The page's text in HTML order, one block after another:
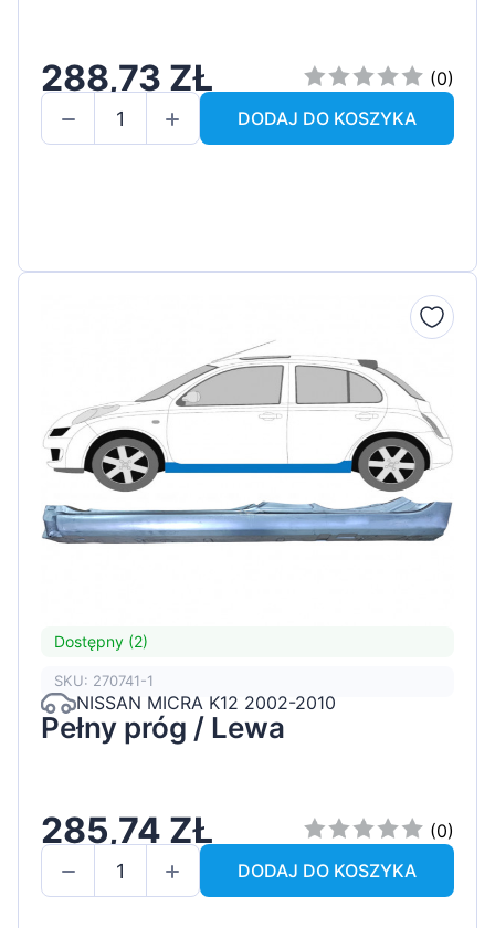
288,73 ZŁ
(0)
DODAJ DO KOSZYKA
Dostępny (2)
SKU: 270741-1
NISSAN MICRA K12 2002-2010
Pełny próg / Lewa
285,74 ZŁ
(0)
DODAJ DO KOSZYKA